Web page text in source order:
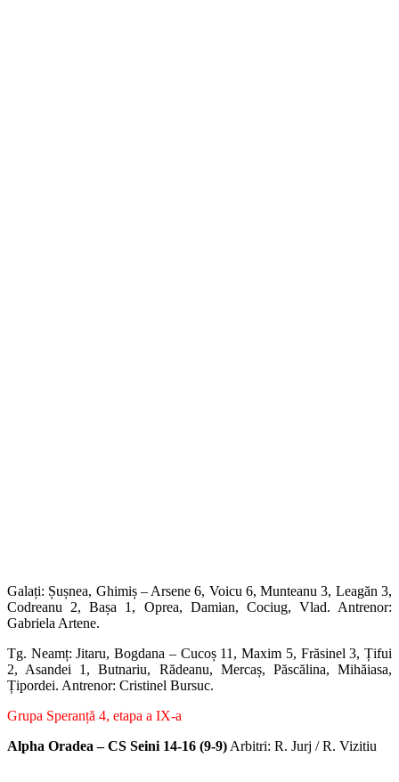
Galați: Șușnea, Ghimiș – Arsene 6, Voicu 6, Munteanu 3, Leagăn 3,
Codreanu 2, Bașa 1, Oprea, Damian, Cociug, Vlad. Antrenor:
Gabriela Artene.
Tg. Neamț: Jitaru, Bogdana – Cucoș 11, Maxim 5, Frăsinel 3, Țifui
2, Asandei 1, Butnariu, Rădeanu, Mercaș, Păscălina, Mihăiasa,
Țipordei. Antrenor: Cristinel Bursuc.
Grupa Speranță 4, etapa a IX-a
Alpha Oradea – CS Seini 14-16 (9-9) Arbitri: R. Jurj / R. Vizitiu